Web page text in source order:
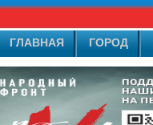
ГЛАВНАЯ ГОРОД